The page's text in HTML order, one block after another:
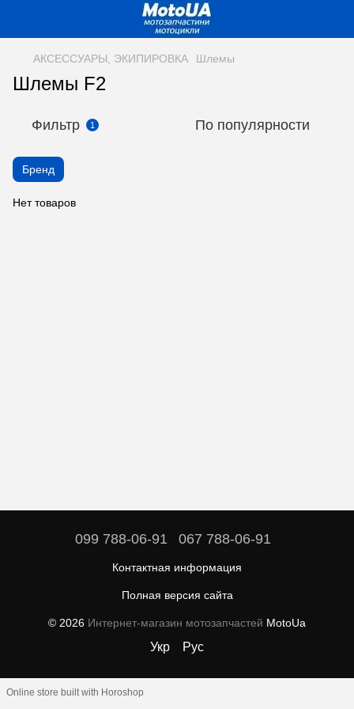
АКСЕССУАРЫ, ЭКИПИРОВКА Шлемы
Шлемы F2
Фильтр 1 По популярности
Бренд
Нет товаров
099 788-06-91 067 788-06-91
Контактная информация
Полная версия сайта
© 2026 Интернет-магазин мотозапчастей MotoUa
Укр Рус
Online store built with Horoshop